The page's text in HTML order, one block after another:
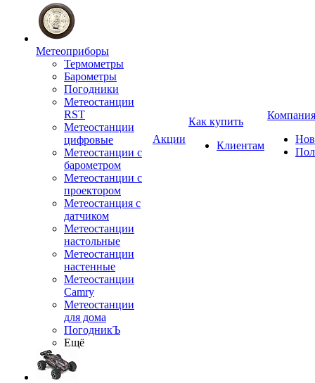
Метеоприборы
Термометры
Барометры
Погодники
Метеостанции
RST
Метеостанции
цифровые
Метеостанции с
барометром
Метеостанции с
проектором
Метеостанция с
датчиком
Метеостанции
настольные
Метеостанции
настенные
Метеостанции
Camry
Метеостанции
для дома
ПогодникЪ
Ещё
Акции
Как купить
Клиентам
Компания